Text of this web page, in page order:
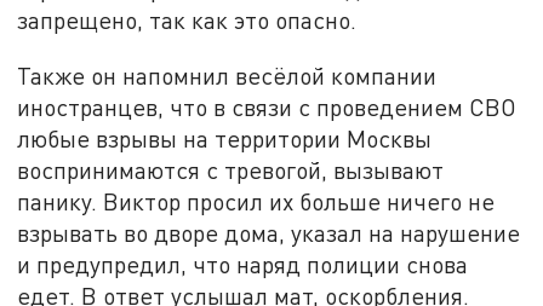
запрещено, так как это опасно.
Также он напомнил весёлой компании
иностранцев, что в связи с проведением СВО
любые взрывы на территории Москвы
воспринимаются с тревогой, вызывают
панику. Виктор просил их больше ничего не
взрывать во дворе дома, указал на нарушение
и предупредил, что наряд полиции снова
едет. В ответ услышал мат, оскорбления.